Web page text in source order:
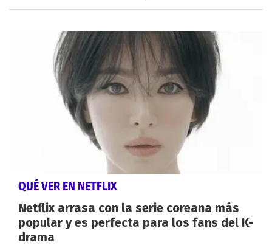
QUÉ VER EN NETFLIX
Netflix arrasa con la serie coreana más
popular y es perfecta para los fans del K-
drama